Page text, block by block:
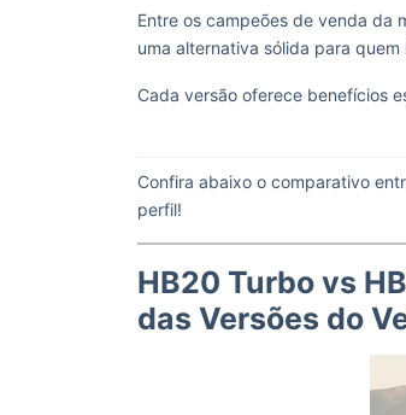
Entre os campeões de venda da
uma alternativa sólida para quem
Cada versão oferece benefícios
Confira abaixo o comparativo
perfil!
HB20 Turbo vs
das Versões do